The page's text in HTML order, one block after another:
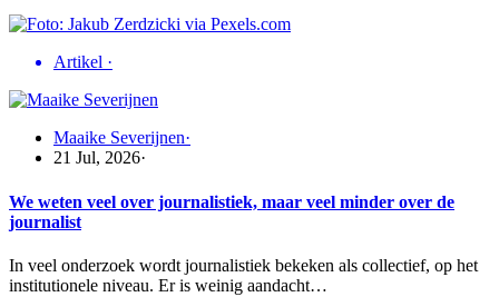
Artikel ·
Maaike Severijnen·
21 Jul, 2026·
We weten veel over journalistiek, maar veel minder over de
journalist
In veel onderzoek wordt journalistiek bekeken als collectief, op het
institutionele niveau. Er is weinig aandacht…